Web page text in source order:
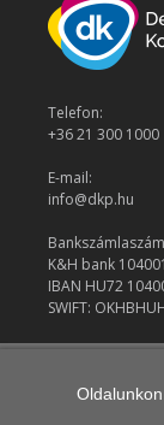
Telefon:
+36 21 300 1000
E-mail:
info@dkp.hu
K&H bank
IBAN HU72
SWIFT: